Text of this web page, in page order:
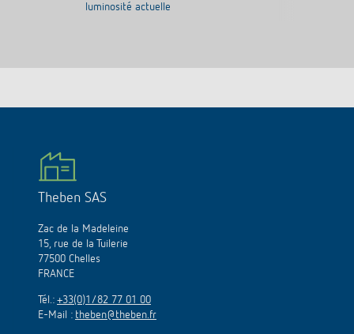
luminosité actuelle
Theben SAS
Zac de la Madeleine
15, rue de la Tuilerie
77500 Chelles
FRANCE
Tél.: +33(0)1/82 77 01 00
E-Mail : theben@theben.fr